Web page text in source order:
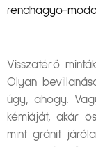
rendhagyo-
Visszatérő
Olyan
úgy, ahogy.
kémiáját, akár
mint gránit